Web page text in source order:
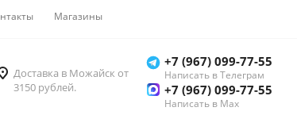
Магазины
Доставка в Можайск от
3150 рублей.
+7 (967) 099-77-55
Написать в Телеграм
+7 (967) 099-77-55
Написать в Мах